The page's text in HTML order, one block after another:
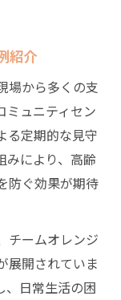
紹介
場から多くの支
ミュニティセン
る定期的な見守
みにより、高齢
防ぐ効果が期待
チームオレンジ
展開されていま
、日常生活の困